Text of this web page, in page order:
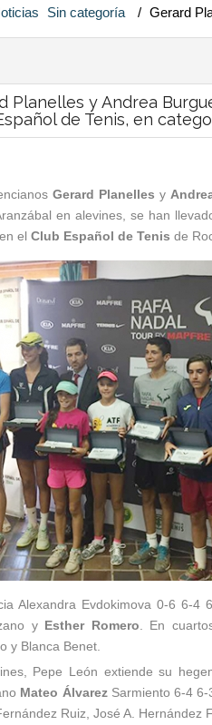
Sin categoría / Gerard
Planelles y Andrea
de Tenis, en
Gerard Planelles y
en alevines, se han
el Club Español de Tenis de
Alexandra Evdokimova 0-6 6-4
y Esther Romero . En
y Blanca Benet.
Pepe León extiende su
Mateo ÁlvarezSarmiento 6-4 6-
Ruiz, José A. Hernández